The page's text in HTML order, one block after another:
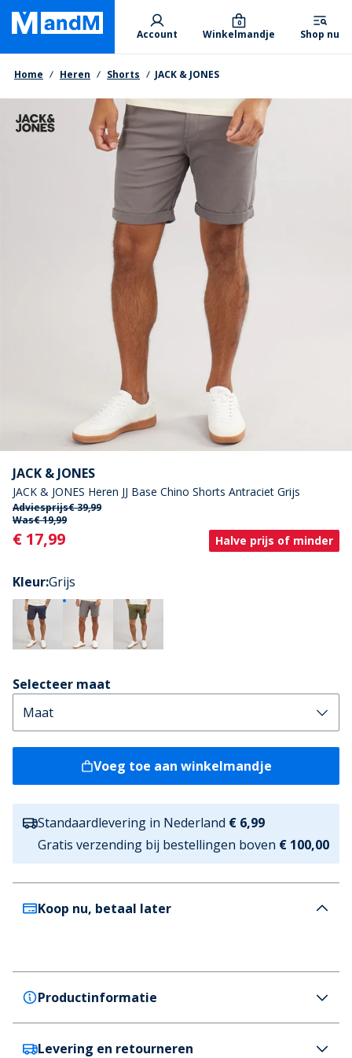
Skip
main
content
Primary departments
Account Winkelmandje
0
Shop nu
Kruimelpad
Home Heren Shorts JACK & JONES
JACK & JONES
JACK & JONES Heren JJ Base Chino Shorts Antraciet Grijs
Adviesprijs€ 39,99
Was€ 19,99
Current
€ 17,99 Halve prijs of minder
Kleur:Grijs
Selecteer maat
Voeg toe aan winkelmandje
Standaardlevering in Nederland € 6,99
Gratis verzending bij bestellingen boven € 100,00
Koop nu, betaal later
Productinformatie
JACK & JONES
Levering en retourneren